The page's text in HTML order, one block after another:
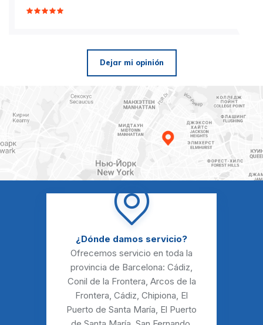
Dejar mi opinión
¿Dónde damos servicio?
Ofrecemos servicio en toda la
provincia de Barcelona: Cádiz
Conil de la Frontera Arcos de la
Frontera Cádiz Chipiona El
Puerto de Santa María El Puerto